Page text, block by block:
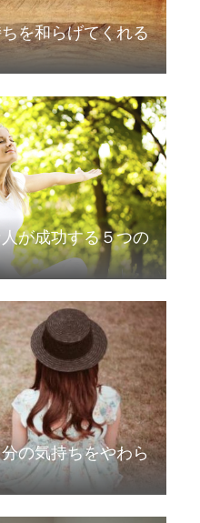
を和らげてくれる
が成功する５つの
の気持ちをやわら